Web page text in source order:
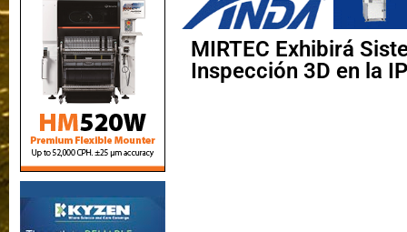
MIRTEC Exhibirá
Inspección 3D en la